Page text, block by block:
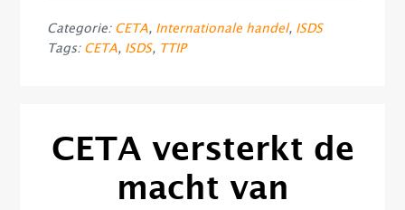
Categorie: CETA, Internationale handel, ISDS
Tags: CETA, ISDS, TTIP
CETA versterkt de
macht van